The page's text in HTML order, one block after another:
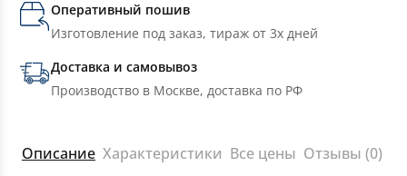
Оперативный пошив
Изготовление под заказ, тираж от 3х дней
Доставка и самовывоз
Производство в Москве, доставка по РФ
Описание Характеристики Все цены Отзывы (0)